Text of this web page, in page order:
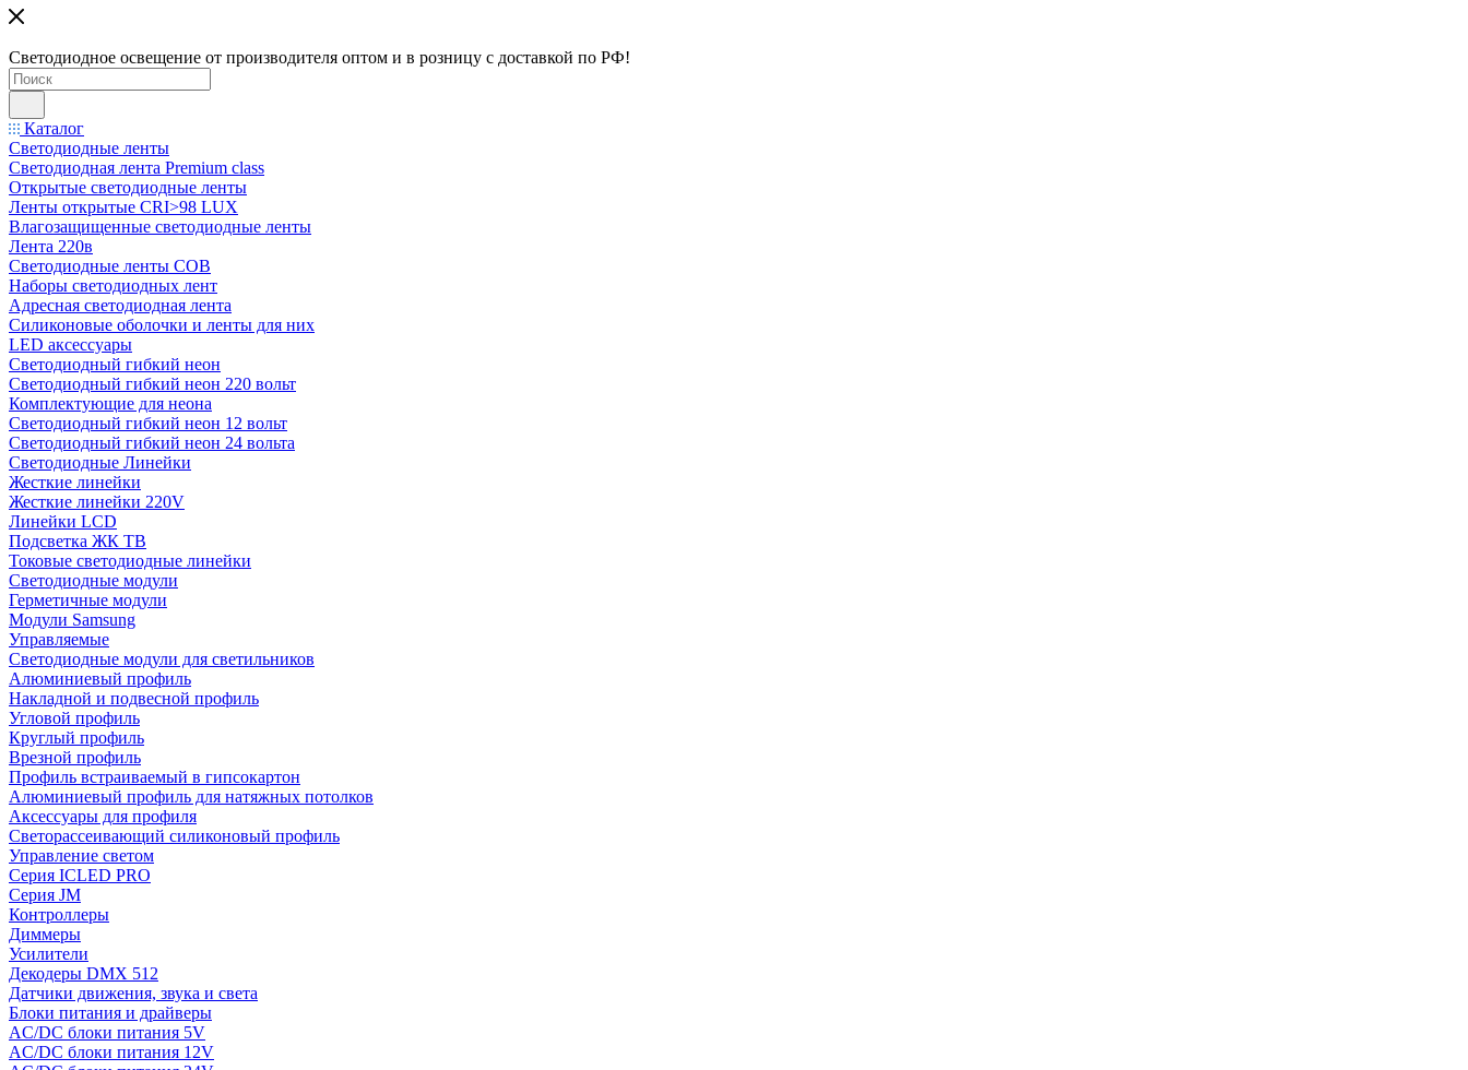
Светодиодное освещение от производителя оптом и в розницу с доставкой по РФ!
Каталог
Светодиодные ленты
Светодиодная лента Premium class
Открытые светодиодные ленты
Ленты открытые CRI>98 LUX
Влагозащищенные светодиодные ленты
Лента 220в
Светодиодные ленты COB
Наборы светодиодных лент
Адресная светодиодная лента
Силиконовые оболочки и ленты для них
LED аксессуары
Светодиодный гибкий неон
Светодиодный гибкий неон 220 вольт
Комплектующие для неона
Светодиодный гибкий неон 12 вольт
Светодиодный гибкий неон 24 вольта
Светодиодные Линейки
Жесткие линейки
Жесткие линейки 220V
Линейки LCD
Подсветка ЖК ТВ
Токовые светодиодные линейки
Светодиодные модули
Герметичные модули
Модули Samsung
Управляемые
Светодиодные модули для светильников
Алюминиевый профиль
Накладной и подвесной профиль
Угловой профиль
Круглый профиль
Врезной профиль
Профиль встраиваемый в гипсокартон
Алюминиевый профиль для натяжных потолков
Аксессуары для профиля
Светорассеивающий силиконовый профиль
Управление светом
Серия ICLED PRO
Серия JM
Контроллеры
Диммеры
Усилители
Декодеры DMX 512
Датчики движения, звука и света
Блоки питания и драйверы
AC/DC блоки питания 5V
AC/DC блоки питания 12V